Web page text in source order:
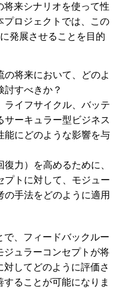
来シナリオを使って性
ロジェクトでは、この
発展させることを目的
将来において、どのよ
討すべきか？
イフサイクル、バッテ
サーキュラー型ビジネス
能にどのような影響を与
力）を高めるために、
トに対して、モジュー
の手法をどのように適用
、フィードバックルー
ュラーコンセプトが将
してどのように評価さ
ることが可能になりま